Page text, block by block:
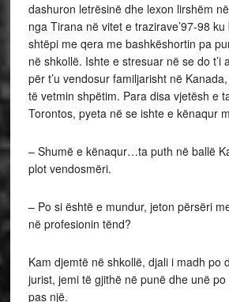
dashuron letrësinë dhe lexon lirshëm
nga Tirana në vitet e trazirave’97-98
shtëpi me qera me bashkëshortin pa
në shkollë. Ishte e stresuar në se do t’i
për t’u vendosur familjarisht në
të vetmin shpëtim. Para disa vjetësh e
Torontos, pyeta në se ishte e kënaqur
– Shumë e kënaqur…ta puth në ballë
plot vendosmëri.
– Po si është e mundur, jeton përsëri
në profesionin tënd?
Kam djemtë në shkollë, djali i madh po
jurist, jemi të gjithë në punë dhe unë
pas një.